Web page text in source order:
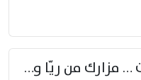
حننت إلى ريّا ونفسك باعدت … مزارك من ريّا وشعباكما معا